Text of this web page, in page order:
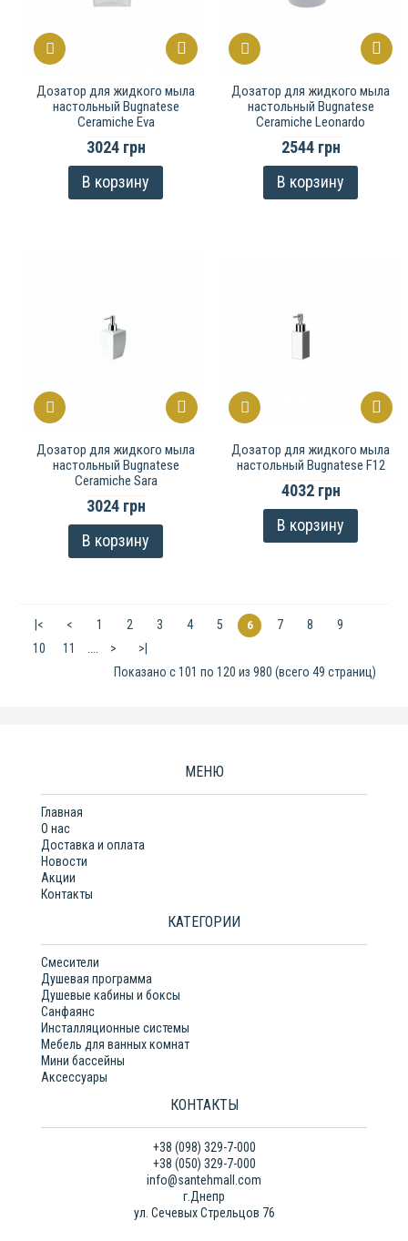
Дозатор для жидкого мыла
настольный Bugnatese
Ceramiche Eva
3024 грн
В корзину
Дозатор для жидкого мыла
настольный Bugnatese
Ceramiche Leonardo
2544 грн
В корзину
Дозатор для жидкого мыла
настольный Bugnatese
Ceramiche Sara
3024 грн
В корзину
Дозатор для жидкого мыла
настольный Bugnatese F12
4032 грн
В корзину
|< < 1 2 3 4 5 6 7 8
9
10
11 >
>|
Показано с 101 по 120 из 980 (всего 49 страниц)
МЕНЮ
Главная
О нас
Доставка и оплата
Новости
Акции
Контакты
КАТЕГОРИИ
Смесители
Душевая программа
Душевые кабины и боксы
Санфаянс
Инсталляционные системы
Мебель для ванных комнат
Мини бассейны
Аксессуары
КОНТАКТЫ
+38 (098) 329-7-000
+38 (050) 329-7-000
info@santehmall.com
г.Днепр
ул. Сечевых Стрельцов 76